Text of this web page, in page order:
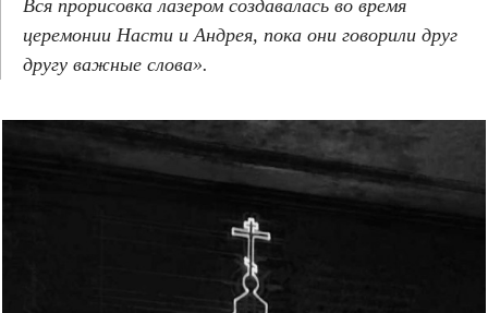
Вся прорисовка лазером создавалась во время
церемонии Насти и Андрея, пока они говорили друг
другу важные слова».